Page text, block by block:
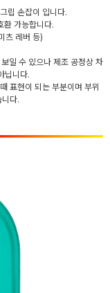
립 손잡이 입니다.
환 가능합니다.
츠 레버 등)
일 수 있으나 제조 공정상 차
닙니다.
표현이 되는 부분이며 부위
다.